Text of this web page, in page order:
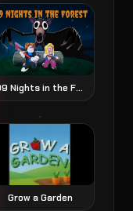
99 Nights in the Forest
Grow a Garden